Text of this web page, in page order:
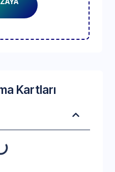
Kartları